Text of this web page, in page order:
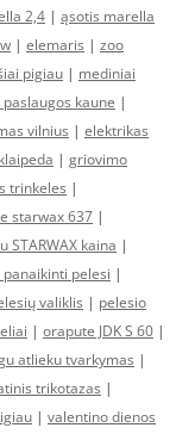
2,4 | ąsotis marella
| elemaris | zoo
pigiau | mediniai
kaune |
vilnius | elektrikas
| griovimo
trinkeles |
starwax 637 |
STARWAX kaina |
panaikinti pelesi |
valiklis | pelesio
| orapute JDK S 60 |
atlieku tvarkymas |
trikotazas |
| valentino dienos